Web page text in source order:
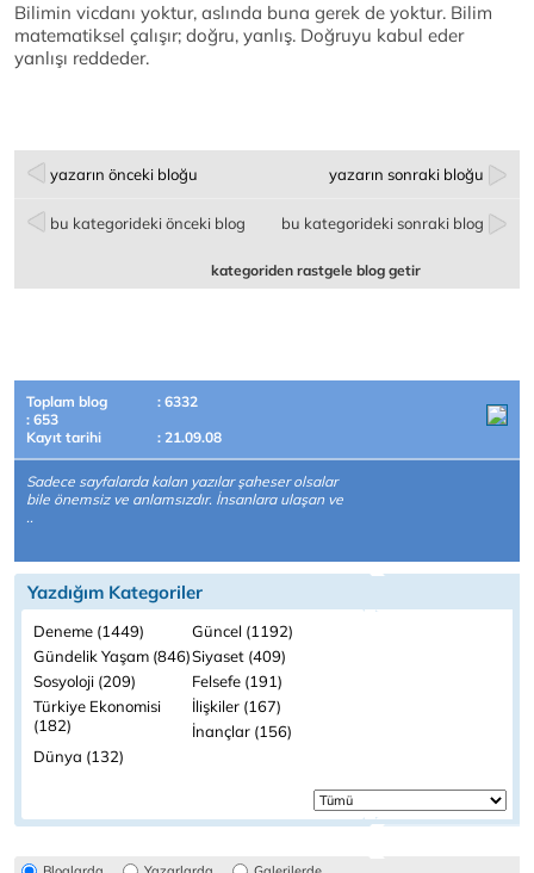
Bilimin vicdanı yoktur, aslında buna gerek de yoktur. Bilim
matematiksel çalışır; doğru, yanlış. Doğruyu kabul eder
yanlışı reddeder.
yazarın önceki bloğu yazarın sonraki bloğu
bu kategorideki önceki blog bu kategorideki sonraki blog
kategoriden rastgele blog getir
Toplam blog
: 6332
: 653
Kayıt tarihi
: 21.09.08
Sadece sayfalarda kalan yazılar şaheser olsalar
bile önemsiz ve anlamsızdır. İnsanlara ulaşan ve
..
Yazdığım Kategoriler
Deneme (1449)
Güncel (1192)
Gündelik Yaşam (846)Siyaset (409)
Sosyoloji (209)
Felsefe (191)
Türkiye Ekonomisi
(182)
İlişkiler (167)
İnançlar (156)
Dünya (132)